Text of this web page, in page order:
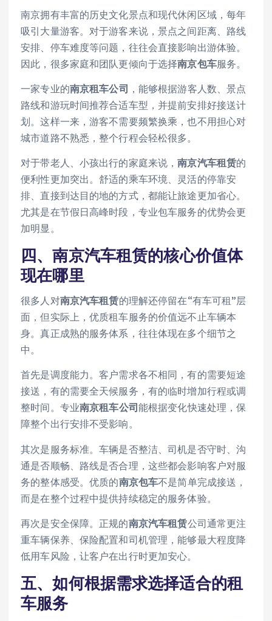
南京拥有丰富的历史文化景点和现代休闲区域，每年
吸引大量游客。对于游客来说，景点之间距离、路线
安排、停车难度等问题，往往会直接影响出游体验。
因此，很多家庭和团队更倾向于选择南京包车服务。
一家专业的南京租车公司 ，能够根据游客人数、景点
路线和游玩时间推荐合适车型，并提前安排好接送计
划。这样一来，游客不需要频繁换乘，也不用担心对
城市道路不熟悉，整个行程会轻松很多。
对于带老人、小孩出行的家庭来说，南京汽车租赁的
便利性更加突出。舒适的乘车环境、灵活的停靠安
排、直接到达目的地的方式，都能让旅途更加省心。
尤其是在节假日高峰时段，专业包车服务的优势会更
加明显。
四、南京汽车租赁的核心价值体
现在哪里
很多人对南京汽车租赁的理解还停留在“有车可租”层
面，但实际上，优质租车服务的价值远不止车辆本
身。真正成熟的服务体系，往往体现在多个细节之
中。
首先是调度能力。客户需求各不相同，有的需要短途
接送，有的需要全天候服务，有的临时增加行程或调
整时间。专业南京租车公司 能根据变化快速处理，保
障整个出行安排不受影响。
其次是服务标准。车辆是否整洁、司机是否守时、沟
通是否顺畅、路线是否合理，这些都会影响客户对服
务的整体感受。优质的南京包车不是简单完成接送，
而是在整个过程中提供持续稳定的服务体验。
再次是安全保障。正规的南京汽车租赁公司通常更注
重车辆保养、保险配置和司机管理，能够最大程度降
低用车风险，让客户在出行时更加安心。
五、如何根据需求选择适合的租
车服务